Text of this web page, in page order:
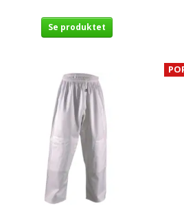
Se produktet